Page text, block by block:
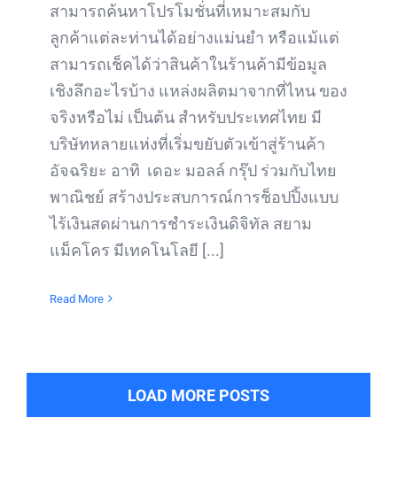
สามารถค้นหาโปรโมชั่นที่เหมาะสมกับ
ลูกค้าแต่ละท่านได้อย่างแม่นยำ หรือแม้แต่
สามารถเช็คได้ว่าสินค้าในร้านค้ามีข้อมูล
เชิงลึกอะไรบ้าง แหล่งผลิตมาจากที่ไหน ของ
จริงหรือไม่ เป็นต้น สำหรับประเทศไทย มี
บริษัทหลายแห่งที่เริ่มขยับตัวเข้าสู่ร้านค้า
อัจฉริยะ อาทิ เดอะ มอลล์ กรุ๊ป ร่วมกับไทย
พาณิชย์ สร้างประสบการณ์การช็อปปิ้งแบบ
ไร้เงินสดผ่านการชำระเงินดิจิทัล สยาม
แม็คโคร มีเทคโนโลยี [...]
Read More
LOAD MORE POSTS